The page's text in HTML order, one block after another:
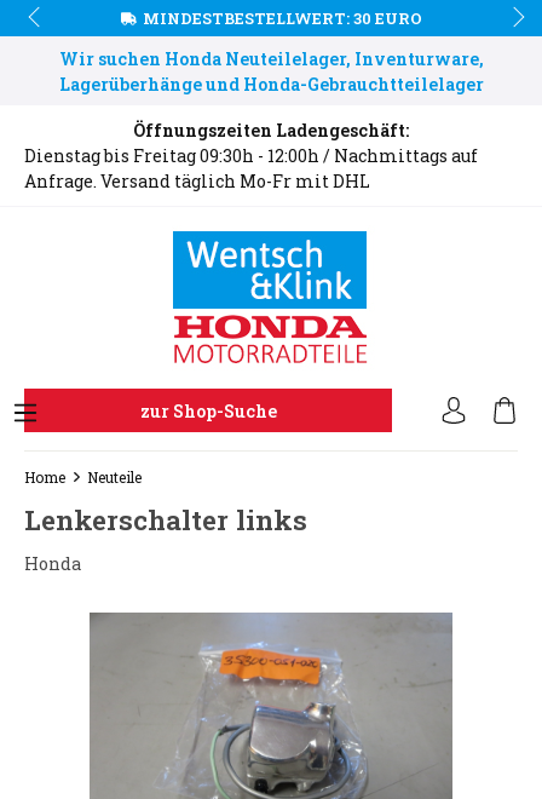
MINDESTBESTELLWERT: 30 EURO
Wir suchen Honda Neuteilelager, Inventurware,
Lagerüberhänge und Honda-Gebrauchtteilelager
Öffnungszeiten Ladengeschäft:
Dienstag bis Freitag 09:30h - 12:00h / Nachmittags auf
Anfrage. Versand täglich Mo-Fr mit DHL
zur Shop-Suche
Home Neuteile
Lenkerschalter links
Honda